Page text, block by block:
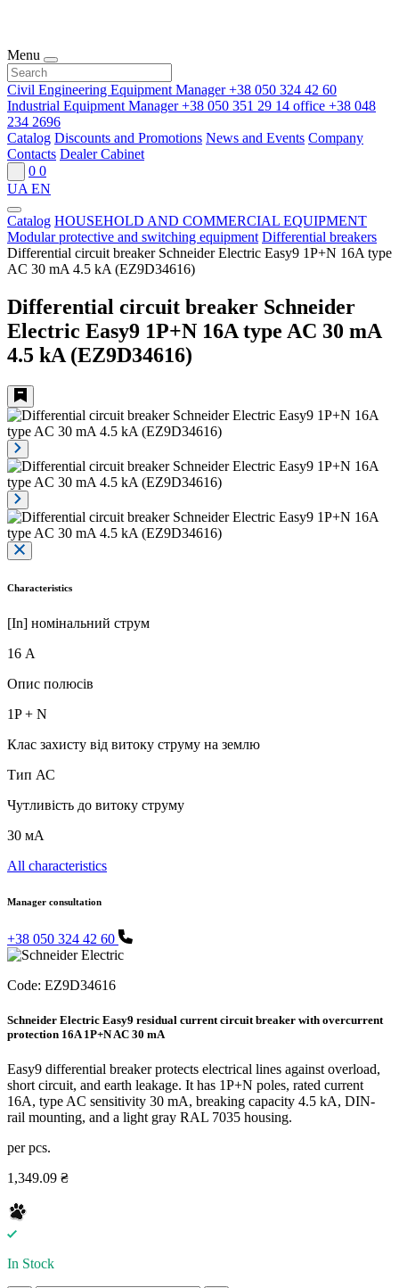
Menu
Civil Engineering Equipment Manager+38 050 324 42 60
Industrial Equipment Manager+38 050 351 29 14 office +38 048
234 2696
Catalog Discounts and Promotions News and Events Company
Contacts Dealer Cabinet
0 0
UA EN
Catalog HOUSEHOLD AND COMMERCIAL EQUIPMENT
Modular protective and switching equipment Differential breakers
Differential circuit breaker Schneider Electric Easy9 1P+N 16A type
AC 30 mA 4.5 kA (EZ9D34616)
Differential circuit breaker Schneider
Electric Easy9 1P+N 16A type AC 30 mA
4.5 kA (EZ9D34616)
Characteristics
[In] номінальний струм
16 А
Опис полюсів
1P + N
Клас захисту від витоку струму на землю
Тип АС
Чутливість до витоку струму
30 мА
All characteristics
Manager consultation
+38 050 324 42 60
Code: EZ9D34616
Schneider Electric Easy9 residual current circuit breaker with overcurrent
protection 16A 1P+N AC 30 mA
Easy9 differential breaker protects electrical lines against overload,
short circuit, and earth leakage. It has 1P+N poles, rated current
16A, type AC sensitivity 30 mA, breaking capacity 4.5 kA, DIN-
rail mounting, and a light gray RAL 7035 housing.
per pcs.
1,349.09 ₴
In Stock